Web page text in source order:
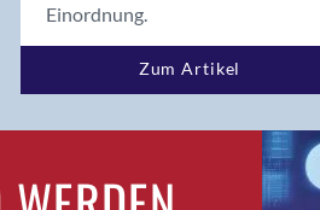
Einordnung.
Zum Artikel